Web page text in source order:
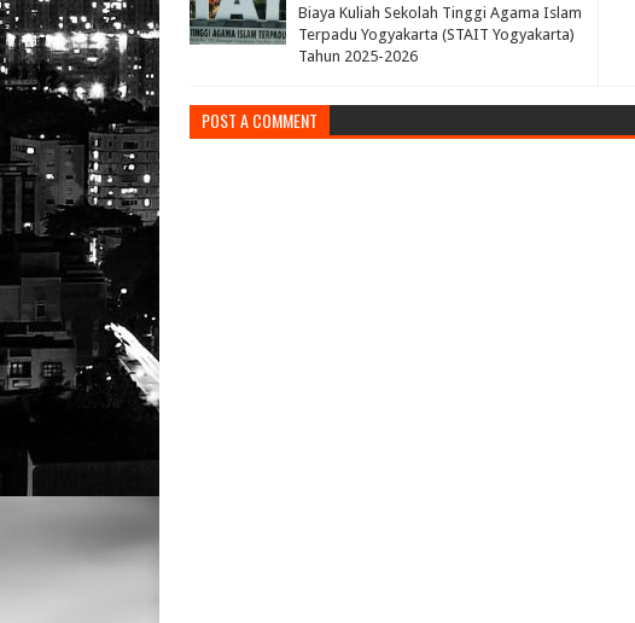
Biaya Kuliah Sekolah Tinggi Agama Islam
Terpadu Yogyakarta (STAIT Yogyakarta)
Tahun 2025-2026
POST A COMMENT